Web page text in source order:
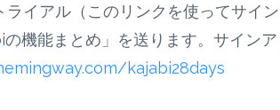
ライアル（このリンクを使ってサイ
機能まとめ」を送ります。サイン
kajabi28days